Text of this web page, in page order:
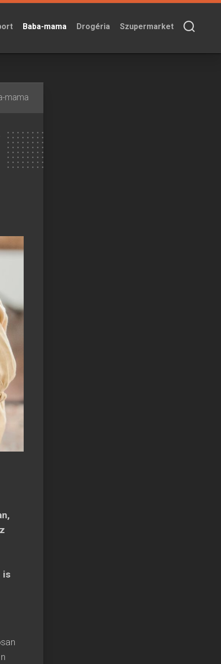
Baba-mama Drogéria Szupermarket
mama
is